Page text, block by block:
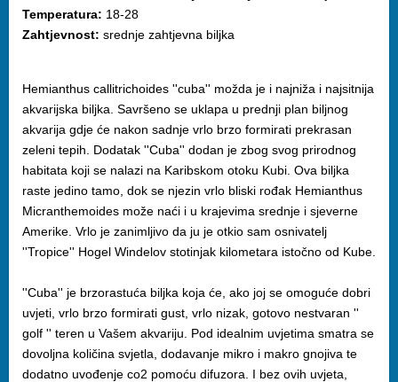
Temperatura: 18-28
Zahtjevnost: srednje zahtjevna biljka
Hemianthus callitrichoides ''cuba'' možda je i najniža i najsitnija
akvarijska biljka. Savršeno se uklapa u prednji plan biljnog
akvarija gdje će nakon sadnje vrlo brzo formirati prekrasan
zeleni tepih. Dodatak ''Cuba'' dodan je zbog svog prirodnog
habitata koji se nalazi na Karibskom otoku Kubi. Ova biljka
raste jedino tamo, dok se njezin vrlo bliski rođak Hemianthus
Micranthemoides može naći i u krajevima srednje i sjeverne
Amerike. Vrlo je zanimljivo da ju je otkio sam osnivatelj
''Tropice'' Hogel Windelov stotinjak kilometara istočno od Kube.
''Cuba'' je brzorastuća biljka koja će, ako joj se omoguće dobri
uvjeti, vrlo brzo formirati gust, vrlo nizak, gotovo nestvaran ''
golf '' teren u Vašem akvariju. Pod idealnim uvjetima smatra se
dovoljna količina svjetla, dodavanje mikro i makro gnojiva te
dodatno uvođenje co2 pomoću difuzora. I bez ovih uvjeta,